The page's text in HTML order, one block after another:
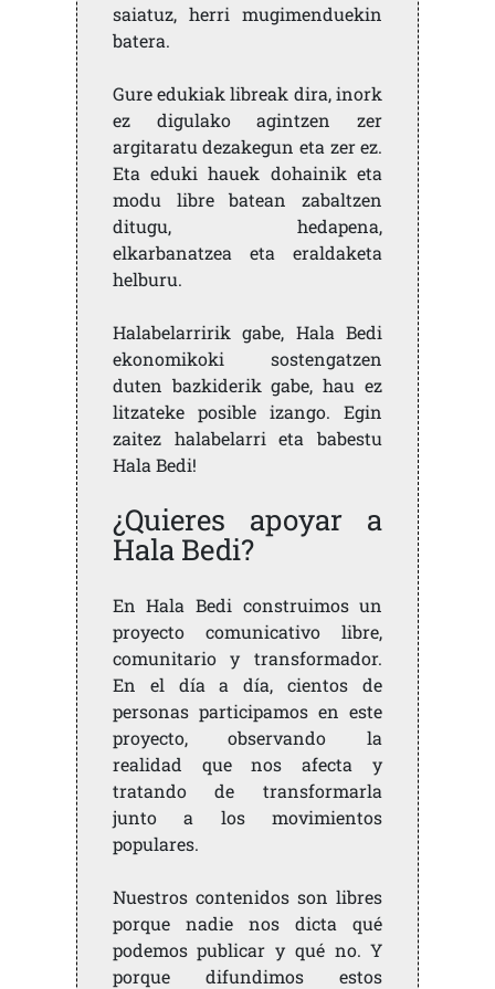
saiatuz, herri mugimenduekin
batera.
Gure edukiak libreak dira, inork
ez digulako agintzen zer
argitaratu dezakegun eta zer ez.
Eta eduki hauek dohainik eta
modu libre batean zabaltzen
ditugu, hedapena,
elkarbanatzea eta eraldaketa
helburu.
Halabelarririk gabe, Hala Bedi
ekonomikoki sostengatzen
duten bazkiderik gabe, hau ez
litzateke posible izango. Egin
zaitez halabelarri eta babestu
Hala Bedi!
¿Quieres apoyar a
Hala Bedi?
En Hala Bedi construimos un
proyecto comunicativo libre,
comunitario y transformador.
En el día a día, cientos de
personas participamos en este
proyecto, observando la
realidad que nos afecta y
tratando de transformarla
junto a los movimientos
populares.
Nuestros contenidos son libres
porque nadie nos dicta qué
podemos publicar y qué no. Y
porque difundimos estos